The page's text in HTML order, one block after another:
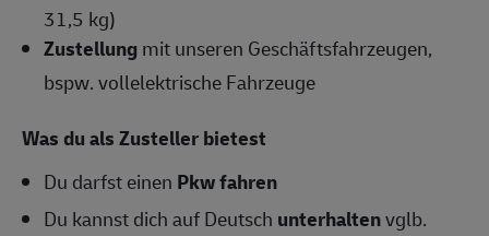
31,5 kg)
Zustellungmit unseren Geschäftsfahrzeugen,
bspw. vollelektrische Fahrzeuge
Was du als Zusteller bietest
Du darfst einen Pkw fahren
Du kannst dich auf Deutsch unterhaltenvglb.